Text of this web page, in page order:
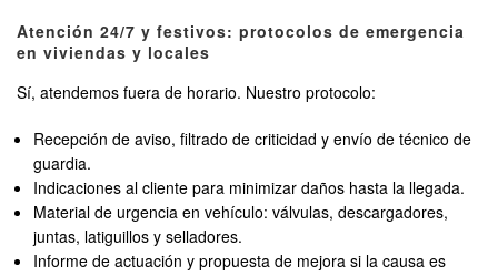
Atención 24/7 y festivos: protocolos de emergencia
en viviendas y locales
Sí, atendemos fuera de horario. Nuestro protocolo:
Recepción de aviso, filtrado de criticidad y envío de técnico de
guardia.
Indicaciones al cliente para minimizar daños hasta la llegada.
Material de urgencia en vehículo: válvulas, descargadores,
juntas, latiguillos y selladores.
Informe de actuación y propuesta de mejora si la causa es